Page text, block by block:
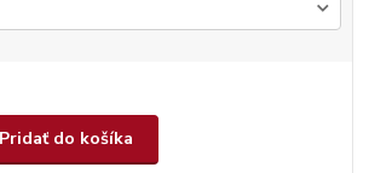
Pridať do košíka